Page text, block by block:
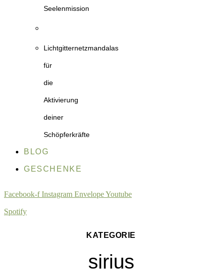
Seelenmission
Lichtgitternetzmandalas
für
die
Aktivierung
deiner
Schöpferkräfte
BLOG
GESCHENKE
Facebook-f Instagram EnvelopeYoutube
Spotify
KATEGORIE
sirius